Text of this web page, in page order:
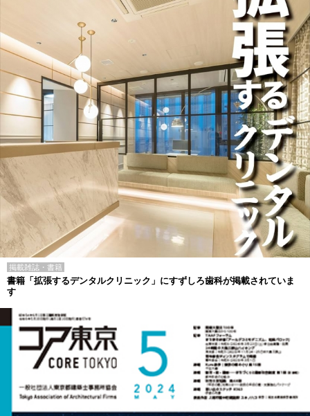
掲載雑誌・書籍
書籍「拡張するデンタルクリニック」にすずしろ歯科が掲載されていま
す